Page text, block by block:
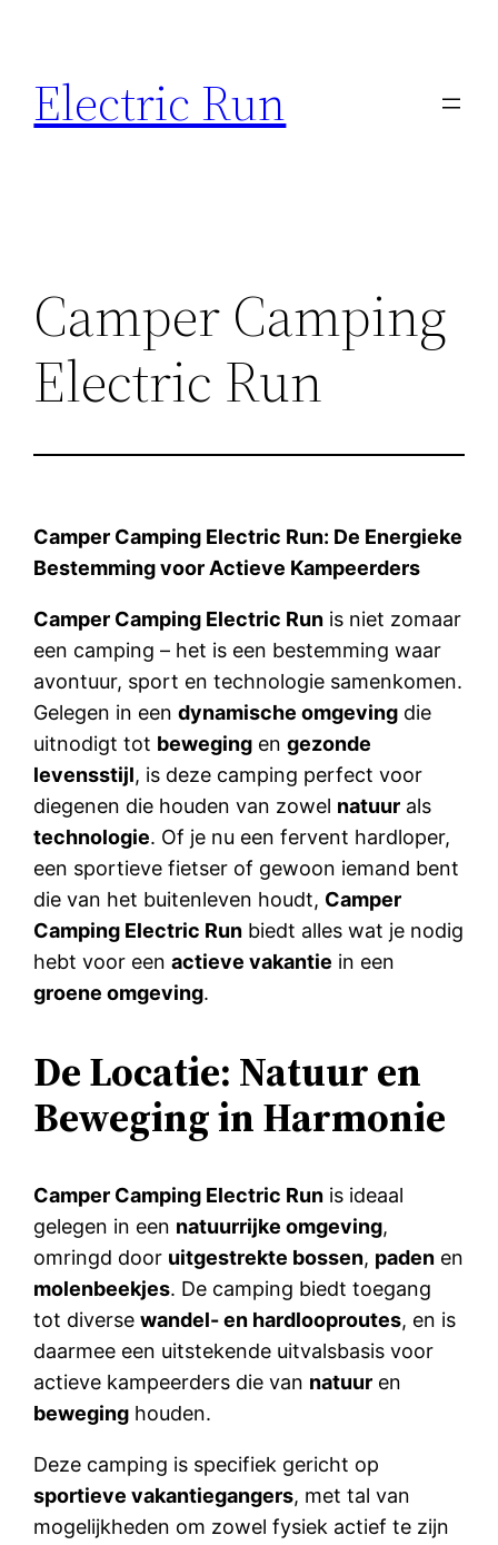
inhoud
Electric Run
Camper Camping
Electric Run
Camper Camping Electric Run: De Energieke
Bestemming voor Actieve Kampeerders
Camper Camping Electric Run is niet zomaar
een camping – het is een bestemming waar
avontuur, sport en technologie samenkomen.
Gelegen in eendynamische omgeving die
uitnodigt tot beweging engezonde
levensstijl, is deze camping perfect voor
diegenen die houden van zowel natuur als
technologie. Of je nu een fervent hardloper,
een sportieve fietser of gewoon iemand bent
die van het buitenleven houdt, Camper
Camping Electric Run biedt alles wat je nodig
hebt voor eenactieve vakantie in een
groene omgeving.
De Locatie: Natuur en
Beweging in Harmonie
Camper Camping Electric Run is ideaal
gelegen in een natuurrijke omgeving,
omringd door uitgestrekte bossen, paden en
molenbeekjes. De camping biedt toegang
tot diversewandel- en hardlooproutes, en is
daarmee een uitstekende uitvalsbasis voor
actieve kampeerders die van natuur en
beweging houden.
Deze camping is specifiek gericht op
sportieve vakantiegangers, met tal van
mogelijkheden om zowel fysiek actief te zijn